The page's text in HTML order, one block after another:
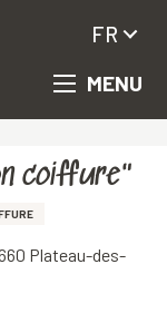
MENU
FR
coiffure"
Plateau-des-